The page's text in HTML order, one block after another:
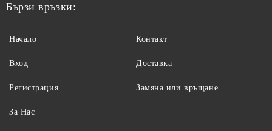
Бързи връзки:
Начало
Вход
Регистрация
За Нас
Контакт
Доставка
Замяна или връщане